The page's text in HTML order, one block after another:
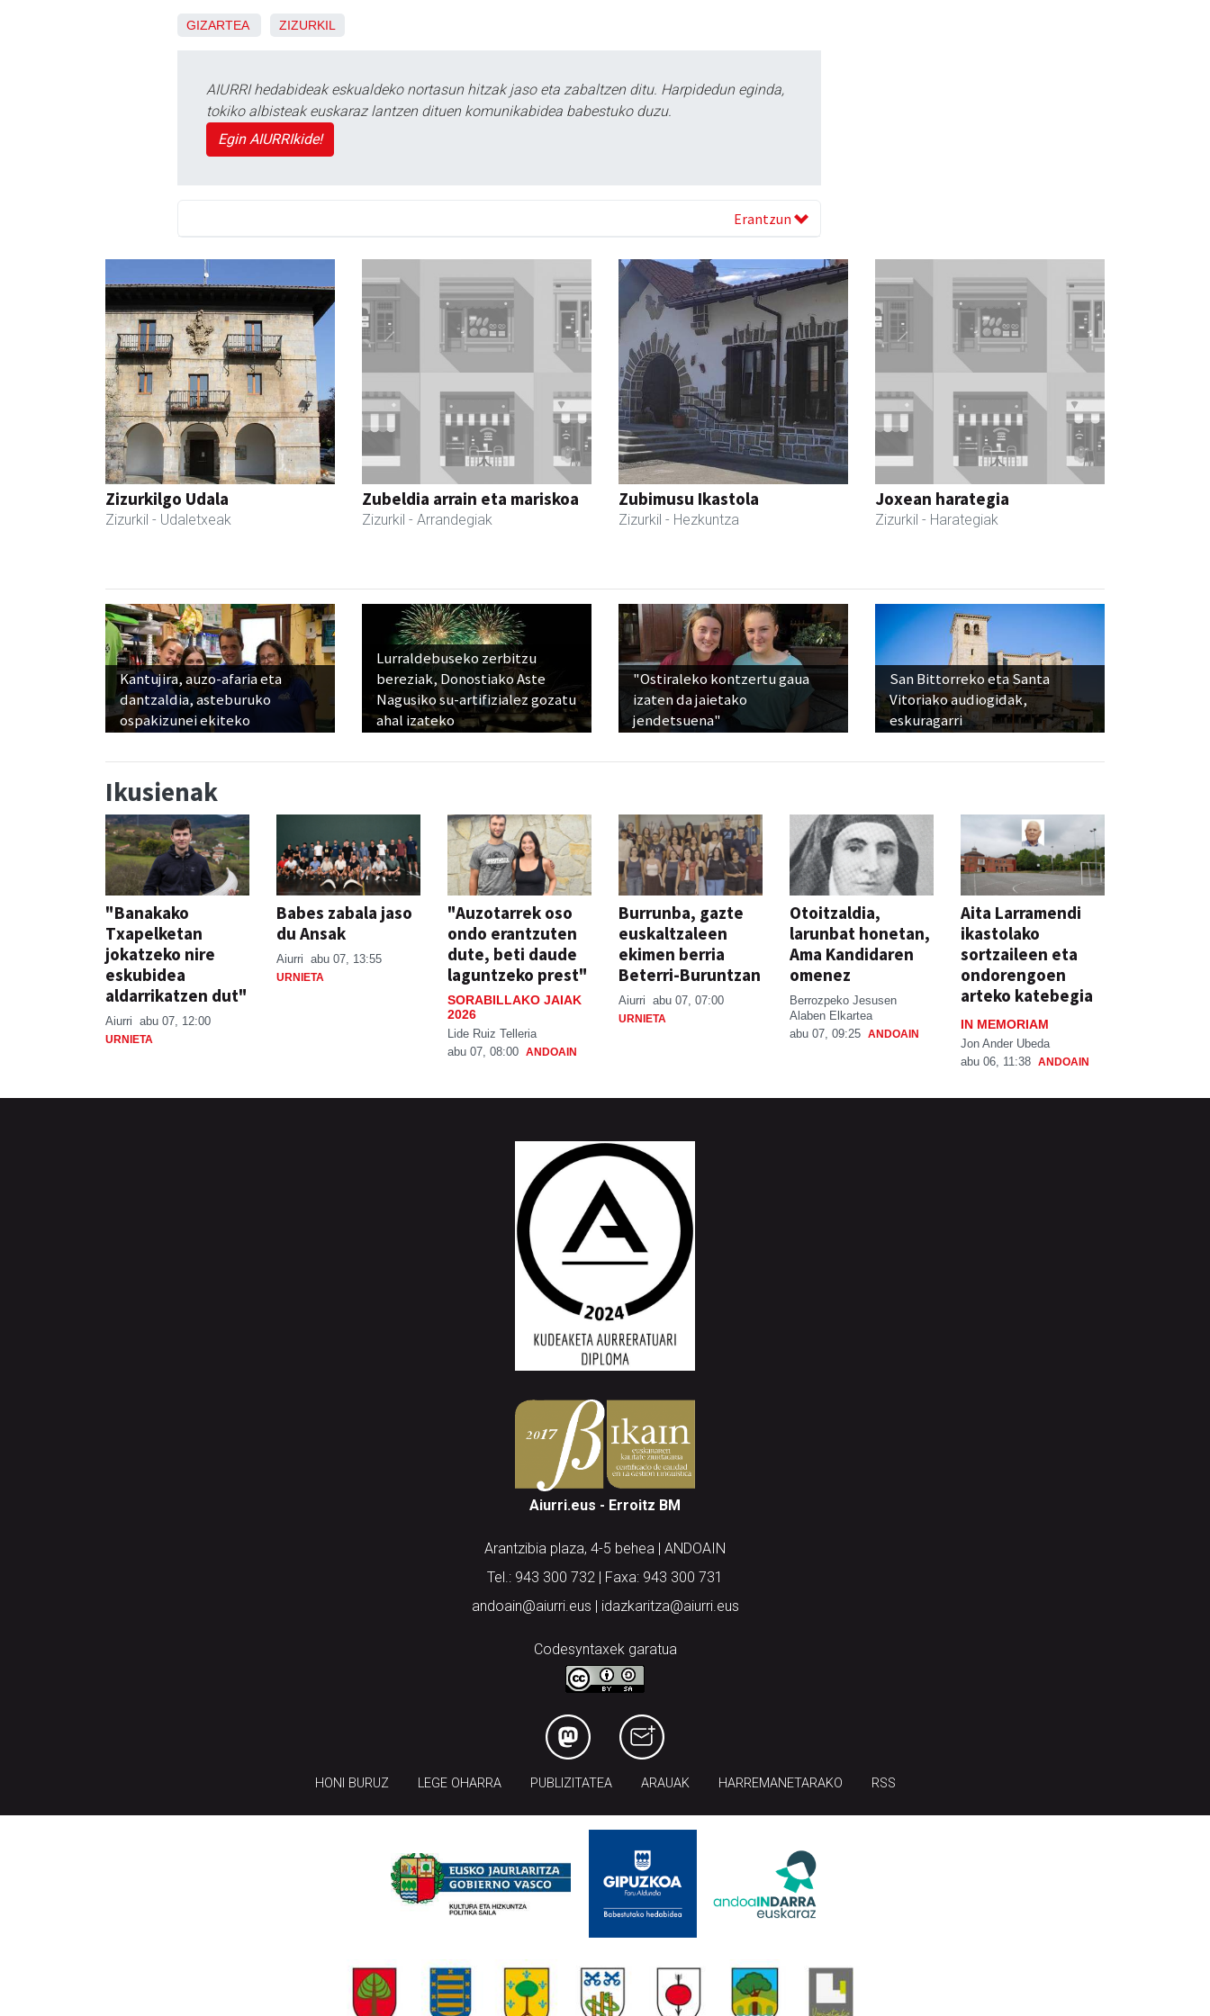
GIZARTEA ZIZURKIL
AIURRI hedabideak eskualdeko nortasun hitzak jaso eta zabaltzen ditu. Harpidedun eginda,
tokiko albisteak euskaraz lantzen dituen komunikabidea babestuko duzu.
Egin AIURRIkide!
Erantzun
Zizurkilgo Udala
Zizurkil - Udaletxeak
Zubeldia arrain eta mariskoa
Zizurkil - Arrandegiak
Zubimusu Ikastola
Zizurkil - Hezkuntza
Joxean harategia
Zizurkil - Harategiak
Kantujira, auzo-afaria eta
dantzaldia, asteburuko
ospakizunei ekiteko
Lurraldebuseko zerbitzu
bereziak, Donostiako Aste
Nagusiko su-artifizialez gozatu
ahal izateko
"Ostiraleko kontzertu gaua
izaten da jaietako
jendetsuena"
San Bittorreko eta Santa
Vitoriako audiogidak,
eskuragarri
Ikusienak
"Banakako
Txapelketan
jokatzeko nire
eskubidea
aldarrikatzen dut"
Aiurri abu 07, 12:00
URNIETA
Babes zabala jaso
du Ansak
Aiurri abu 07, 13:55
URNIETA
"Auzotarrek oso
ondo erantzuten
dute, beti daude
laguntzeko prest"
SORABILLAKO JAIAK
2026
Lide Ruiz Telleria
abu 07, 08:00 ANDOAIN
Burrunba, gazte
euskaltzaleen
ekimen berria
Beterri-Buruntzan
Aiurri abu 07, 07:00
URNIETA
Otoitzaldia,
larunbat honetan,
Ama Kandidaren
omenez
Berrozpeko Jesusen
Alaben Elkartea
abu 07, 09:25 ANDOAIN
Aita Larramendi
ikastolako
sortzaileen eta
ondorengoen
arteko katebegia
IN MEMORIAM
Jon Ander Ubeda
abu 06, 11:38 ANDOAIN
Aiurri.eus - Erroitz BM
Arantzibia plaza, 4-5 behea | ANDOAIN
Tel.: 943 300 732 | Faxa: 943 300 731
andoain@aiurri.eus | idazkaritza@aiurri.eus
Codesyntaxek garatua
HONI BURUZ LEGE OHARRA PUBLIZITATEA ARAUAK HARREMANETARAKO RSS